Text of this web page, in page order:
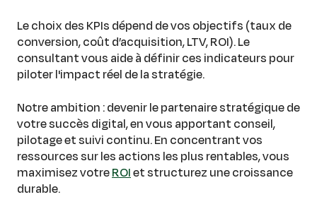
Le choix des KPIs dépend de vos objectifs (taux de
conversion, coût d’acquisition, LTV, ROI). Le
consultant vous aide à définir ces indicateurs pour
piloter l'impact réel de la stratégie.
Notre ambition : devenir le partenaire stratégique de
votre succès digital, en vous apportant conseil,
pilotage et suivi continu. En concentrant vos
ressources sur les actions les plus rentables, vous
maximisez votreROIet structurez une croissance
durable.